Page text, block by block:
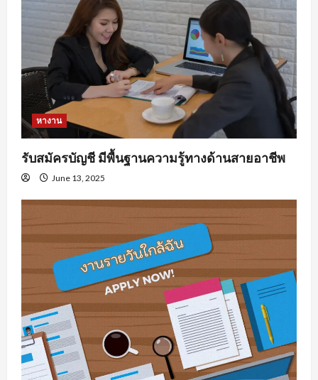
หางาน
รับสมัครบัญชี มีพื้นฐานความรู้ทางด้านสายอาชีพ
June 13, 2025